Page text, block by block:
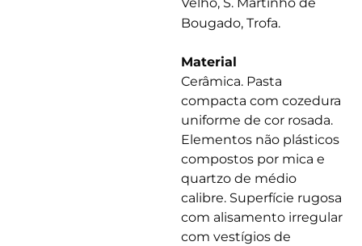
Bougado, Trofa.
Material
Cerâmica. Pasta
compacta com cozedura
uniforme de cor rosada.
Elementos não plásticos
compostos por mica e
quartzo de médio
calibre. Superfície rugosa
com alisamento irregular
com vestígios de